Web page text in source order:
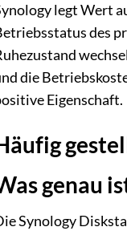
legt Wert
des
die
Eigenschaft.
genau
Synology